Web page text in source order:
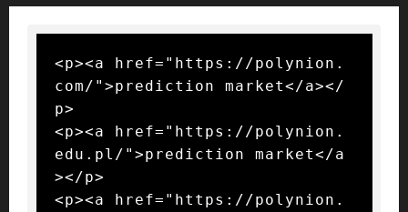
<p><a href="https://polynion.
com/">prediction market</a></
p>
<p><a href="https://polynion.
edu.pl/">prediction market</a
></p>
<p><a href="https://polynion.